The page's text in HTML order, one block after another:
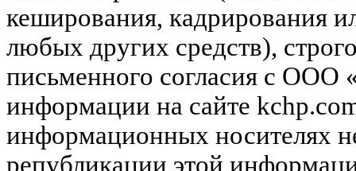
кеширования, кадрирования
любых других средств),
письменного согласия с
информации на сайте
информационных носителях
републикации этой